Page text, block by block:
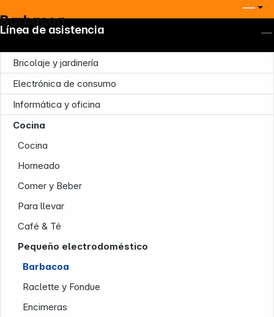
Barbacoa
Bricolaje y jardinería
Electrónica de consumo
Informática y oficina
Cocina
Cocina
Horneado
Comer y Beber
Para llevar
Café & Té
Pequeño electrodoméstico
Barbacoa
Raclette y Fondue
Encimeras
Línea de asistencia